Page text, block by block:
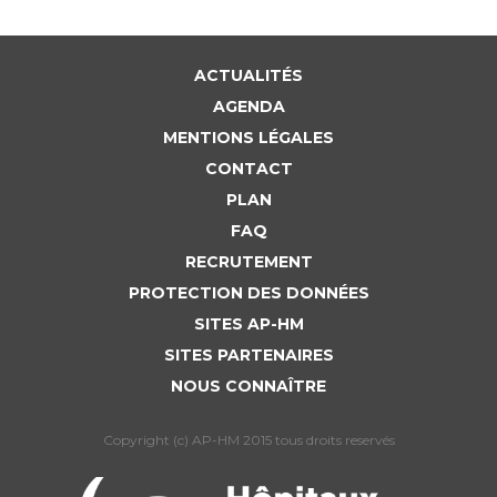
ACTUALITÉS
AGENDA
MENTIONS LÉGALES
CONTACT
PLAN
FAQ
RECRUTEMENT
PROTECTION DES DONNÉES
SITES AP-HM
SITES PARTENAIRES
NOUS CONNAÎTRE
Copyright (c) AP-HM 2015 tous droits reservés